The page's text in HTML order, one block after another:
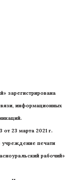
зарегистрирована
информационных
23 марта 2021 г.
учреждение печати
рабочий»